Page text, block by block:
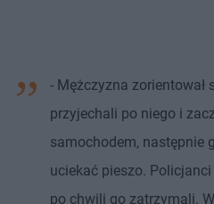
- Mężczyzna zorientował
przyjechali po niego i
samochodem, następnie
uciekać pieszo.
po chwili go zatrzymali.